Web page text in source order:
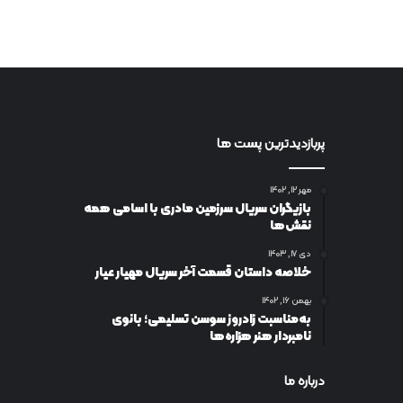
پربازدیدترین پست ها
مهر ۱۲, ۱۴۰۲
بازیگران سریال سرزمین مادری با اسامی همه
نقش‌ها
دی ۱۷, ۱۴۰۳
خلاصه داستان قسمت آخر سریال مهیار عیار
بهمن ۱۶, ۱۴۰۲
به‌مناسبت زادروز سوسن تسلیمی؛ بانوی
نامبردار هنر هزاره‌ها
درباره ما